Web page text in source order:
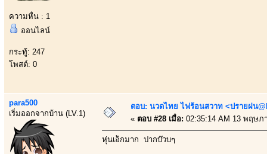
ความหื่น : 1
ออนไลน์
กระทู้: 247
โพสต์: 0
para500
เริ่มออกจากบ้าน (LV.1)
ตอบ: นวดไทย ไฟร้อนสวาท <ปรายฝน
« ตอบ #28 เมื่อ: 02:35:14 AM 13 พฤษภ
หุ่นเอ็กมาก ปากบ๊วบๆ